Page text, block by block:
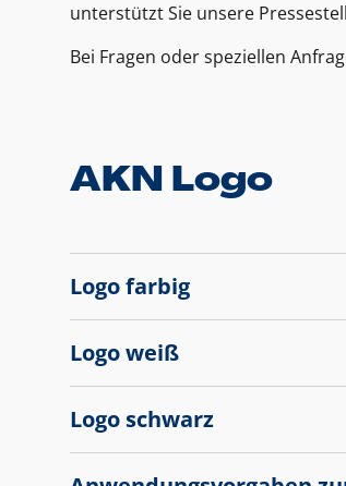
unterstützt Sie unsere
Bei Fragen oder speziellen
AKN Logo
Logo farbig
Logo weiß
Logo schwarz